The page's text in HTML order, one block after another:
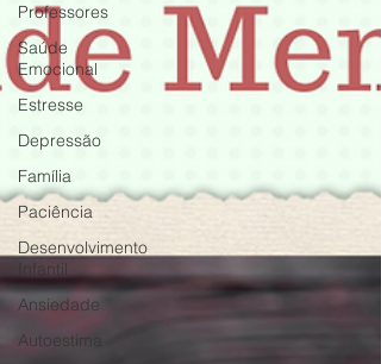
Professores
Saúde
Emocional
Estresse
Depressão
Família
Paciência
Desenvolvimento
Infantil
Ansiedade
Autoestima